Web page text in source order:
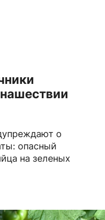
о
опасный
на зеленых